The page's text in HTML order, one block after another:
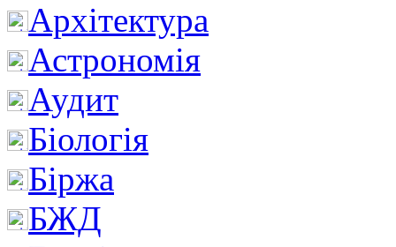
Архітектура
Астрономія
Аудит
Біологія
Біржа
БЖД